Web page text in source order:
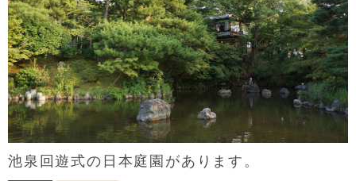
池泉回遊式の日本庭園があります。